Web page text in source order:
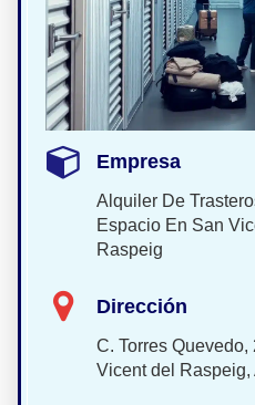
Empresa
Alquiler De
Espacio En San
Raspeig
Dirección
C. Torres
Vicent del Raspeig,